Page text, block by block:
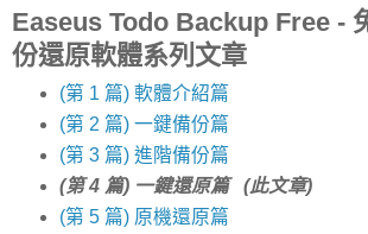
Easeus Todo Backup Free -
份還原軟體系列文章
(第 1 篇) 軟體介紹篇
(第 2 篇) 一鍵備份篇
(第 3 篇) 進階備份篇
(第 4 篇) 一鍵還原篇 (此文章)
(第 5 篇) 原機還原篇